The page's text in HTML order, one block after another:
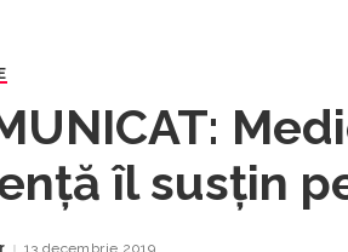
îl susțin
13 decembrie 2019